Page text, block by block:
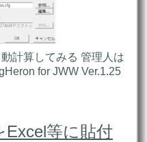
計算してみる 管理人は
for JWW Ver.1.25
Excel等に貼付